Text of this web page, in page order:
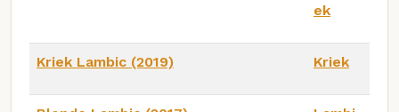
ek
Kriek Lambic (2019) Kriek